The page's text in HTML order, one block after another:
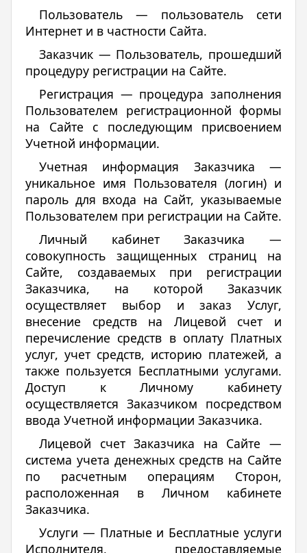
Пользователь — пользователь сети
Интернет и в частности Сайта.
Заказчик — Пользователь, прошедший
процедуру регистрации на Сайте.
Регистрация — процедура заполнения
Пользователем регистрационной формы
на Сайте с последующим присвоением
Учетной информации.
Учетная информация Заказчика —
уникальное имя Пользователя (логин) и
пароль для входа на Сайт, указываемые
Пользователем при регистрации на Сайте.
Личный кабинет Заказчика —
совокупность защищенных страниц на
Cайте, создаваемых при регистрации
Заказчика, на которой Заказчик
осуществляет выбор и заказ Услуг,
внесение средств на Лицевой счет и
перечисление средств в оплату Платных
услуг, учет средств, историю платежей, а
также пользуется Бесплатными услугами.
Доступ к Личному кабинету
осуществляется Заказчиком посредством
ввода Учетной информации Заказчика.
Лицевой счет Заказчика на Сайте —
система учета денежных средств на Сайте
по расчетным операциям Сторон,
расположенная в Личном кабинете
Заказчика.
Услуги — Платные и Бесплатные услуги
Исполнителя, предоставляемые